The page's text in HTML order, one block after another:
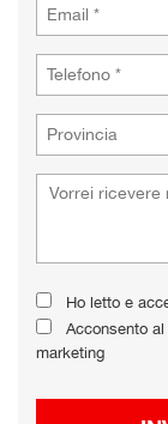
Ho letto e
Acconsento
marketing